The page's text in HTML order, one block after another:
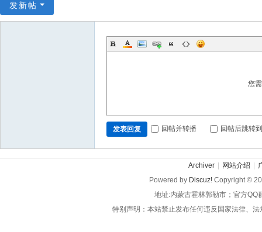
发新帖
您
发表回复 回帖并转播 回帖后跳转
Archiver 网站介绍
Powered by Discuz! Copyright ©
地址:内蒙古霍林郭勒市；官方QQ
特别声明：本站禁止发布任何违反国家法律、